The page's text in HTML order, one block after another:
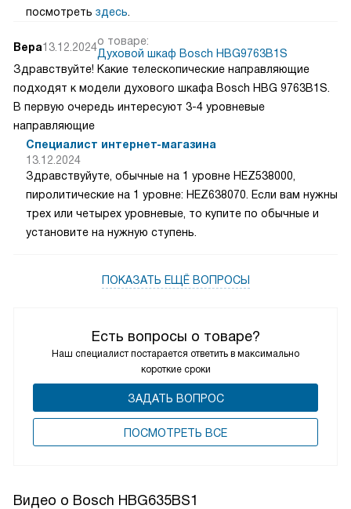
Есть вопросы о товаре?
Наш специалист постарается ответить в максимально
короткие сроки
ЗАДАТЬ ВОПРОС
ПОCМОТРЕТЬ ВСЕ
посмотреть здесь
Вера13.12.2024о товаре:
Духовой шкаф Bosch HBG9763B1S
Здравствуйте! Какие телескопические направляющие
подходят к модели духового шкафа Bosch HBG 9763B1S.
В первую очередь интересуют 3-4 уровневые
направляющие
Специалист интернет-магазина
13.12.2024
Здравствуйуте, обычные на 1 уровне HEZ538000,
пиролитические на 1 уровне: HEZ638070. Если вам нужны
трех или четырех уровневые, то купите по обычные и
установите на нужную ступень.
ПОКАЗАТЬ ЕЩЁ ВОПРОСЫ
Видео о Bosch HBG635BS1